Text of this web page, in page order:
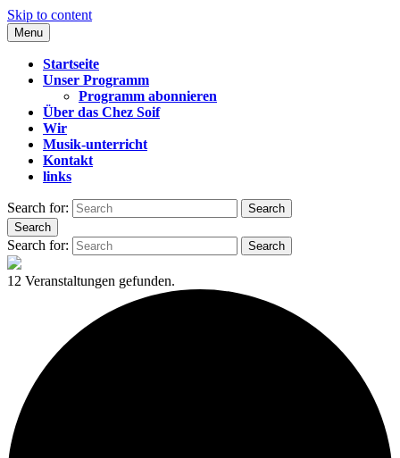
Skip to content
CHEZ SOIF
Menu
Startseite
Unser Programm
Programm abonnieren
Über das Chez Soif
Wir
Musik-unterricht
Kontakt
links
Search for:
Search
Search
Search for: Search
12 Veranstaltungen gefunden.